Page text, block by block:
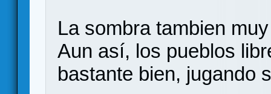
La sombra tambien
Aun así, los pueblos
bastante bien, jugando